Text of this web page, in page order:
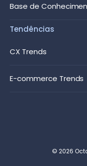
Base de
Tendências
CX Trends
E-commerce Trends
© 2026